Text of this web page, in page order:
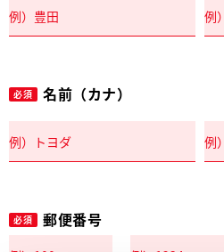
必須 名前（カナ）
必須 郵便番号